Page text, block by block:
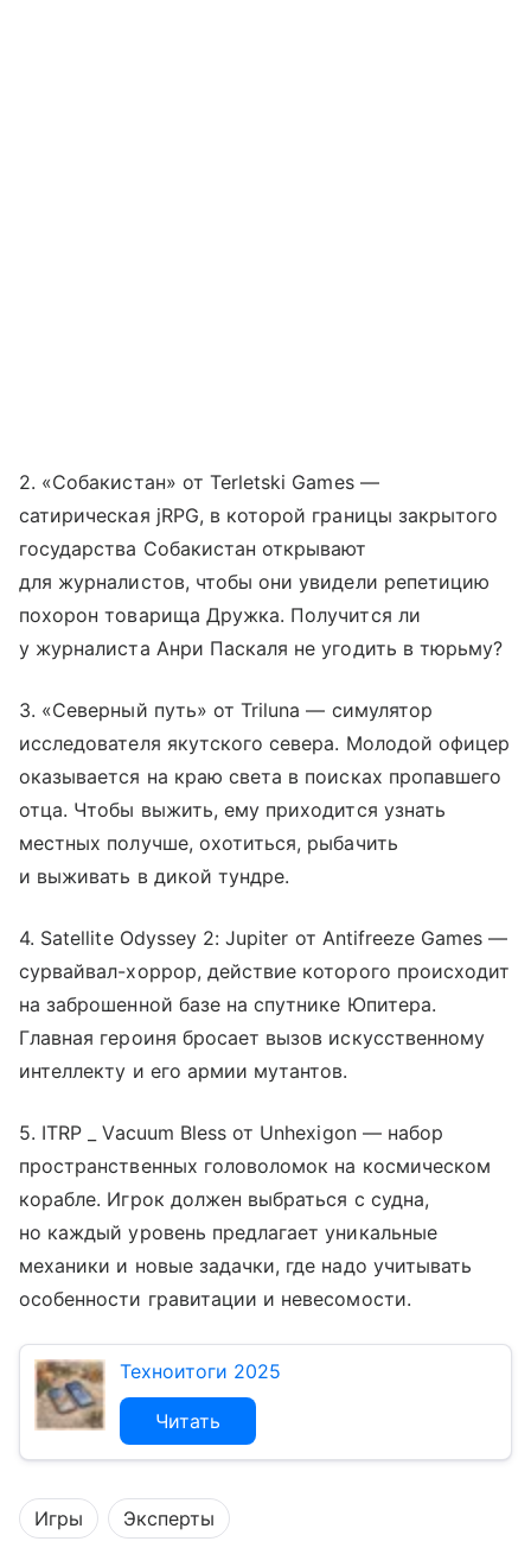
2. «Собакистан» от Terletski Games —
сатирическая jRPG, в которой границы закрытого
государства Собакистан открывают
для журналистов, чтобы они увидели репетицию
похорон товарища Дружка. Получится ли
у журналиста Анри Паскаля не угодить в тюрьму?
3. «Северный путь» от Triluna — симулятор
исследователя якутского севера. Молодой офицер
оказывается на краю света в поисках пропавшего
отца. Чтобы выжить, ему приходится узнать
местных получше, охотиться, рыбачить
и выживать в дикой тундре.
4. Satellite Odyssey 2: Jupiter от Antifreeze Games —
сурвайвал-хоррор, действие которого происходит
на заброшенной базе на спутнике Юпитера.
Главная героиня бросает вызов искусственному
интеллекту и его армии мутантов.
5. ITRP _ Vacuum Bless от Unhexigon — набор
пространственных головоломок на космическом
корабле. Игрок должен выбраться с судна,
но каждый уровень предлагает уникальные
механики и новые задачки, где надо учитывать
особенности гравитации и невесомости.
Техноитоги 2025
Читать
Игры Эксперты